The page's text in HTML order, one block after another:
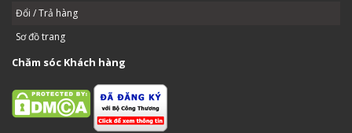
Đổi / Trả hàng
Sơ đồ trang
Chăm sóc Khách hàng